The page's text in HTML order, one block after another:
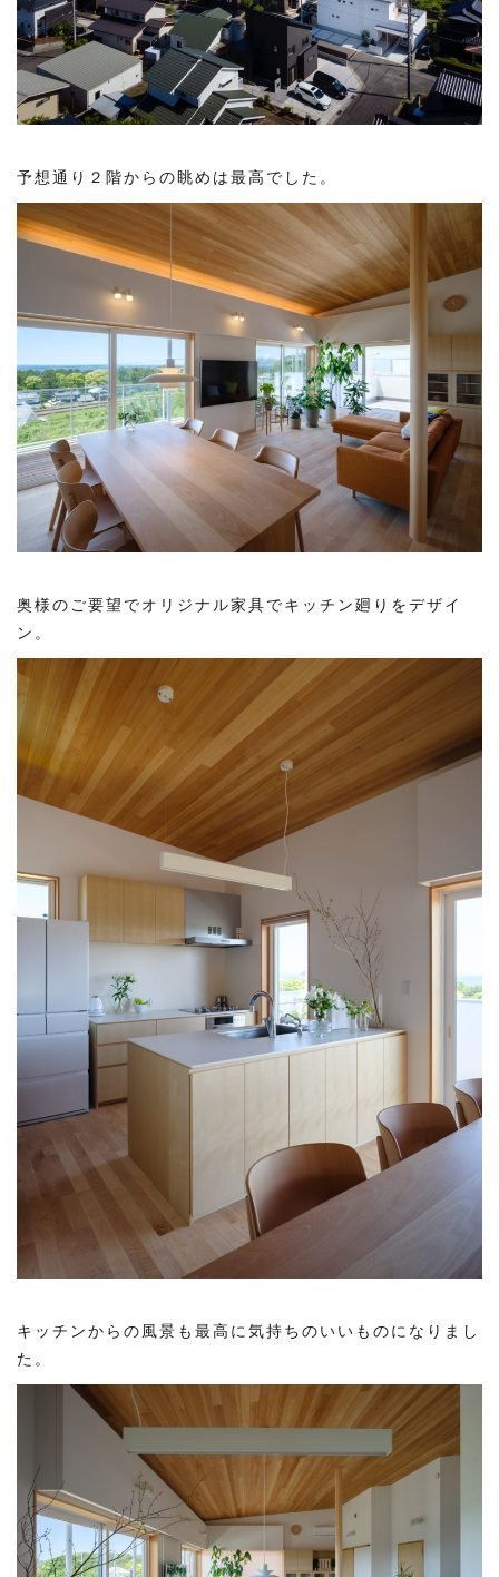
予想通り２階からの眺めは最高でした。
奥様のご要望でオリジナル家具でキッチン廻りをデザイ
ン。
キッチンからの風景も最高に気持ちのいいものになりまし
た。